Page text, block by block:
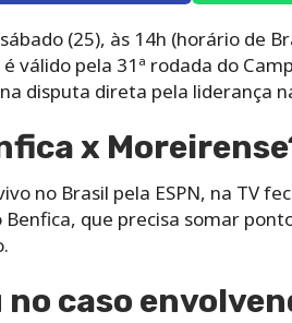
(25), às 14h (horário de
válido pela 31ª rodada do
disputa direta pela liderança
x
no Brasil pela ESPN, na TV
que precisa somar
no caso